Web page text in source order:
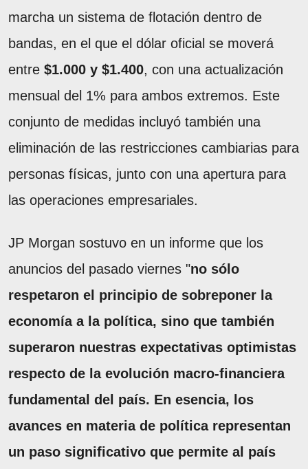
marcha un sistema de flotación dentro de
bandas, en el que el dólar oficial se moverá
entre $1.000 y $1.400, con una actualización
mensual del 1% para ambos extremos. Este
conjunto de medidas incluyó también una
eliminación de las restricciones cambiarias para
personas físicas, junto con una apertura para
las operaciones empresariales.
JP Morgan sostuvo en un informe que los
anuncios del pasado viernes "no sólo
respetaron el principio de sobreponer la
economía a la política, sino que también
superaron nuestras expectativas optimistas
respecto de la evolución macro-financiera
fundamental del país. En esencia, los
avances en materia de política representan
un paso significativo que permite al país